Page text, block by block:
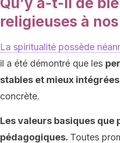
religieuses à
La spiritualité possède
il a été démontré que les
stables et mieux
concrète.
Les valeurs basiques
pédagogiques. Toutes